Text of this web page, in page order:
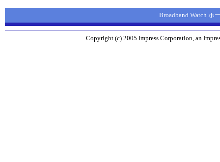
Broadband Watch ホ
Copyright (c) 2005 Impress Corporation, an